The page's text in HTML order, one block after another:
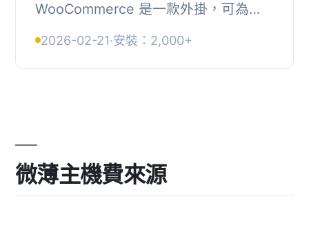
WooCommerce 是一款外掛，可為
的支援。, 在安裝此外掛後，您的顧客
在結帳時將能夠選擇加拿大郵政...
2026-02-21·安裝：2,000+
微薄主機費來源